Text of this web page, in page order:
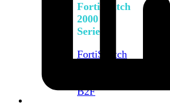
FortiSwitch
2000
Series
FortiSwitch
B2F